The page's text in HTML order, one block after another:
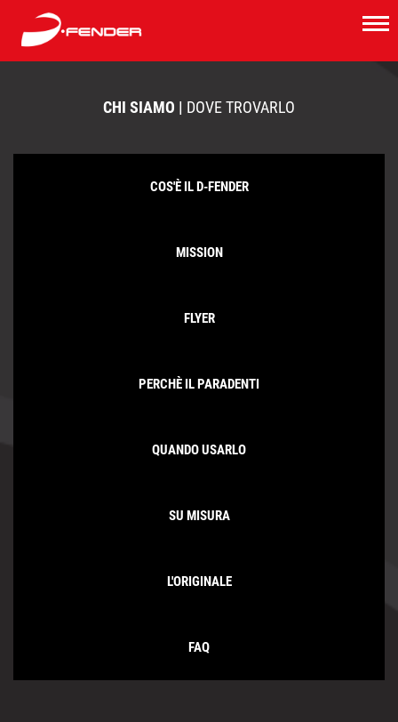
CHI SIAMO | DOVE TROVARLO
COS'È IL D-FENDER
MISSION
FLYER
PERCHÈ IL PARADENTI
QUANDO USARLO
SU MISURA
L'ORIGINALE
FAQ